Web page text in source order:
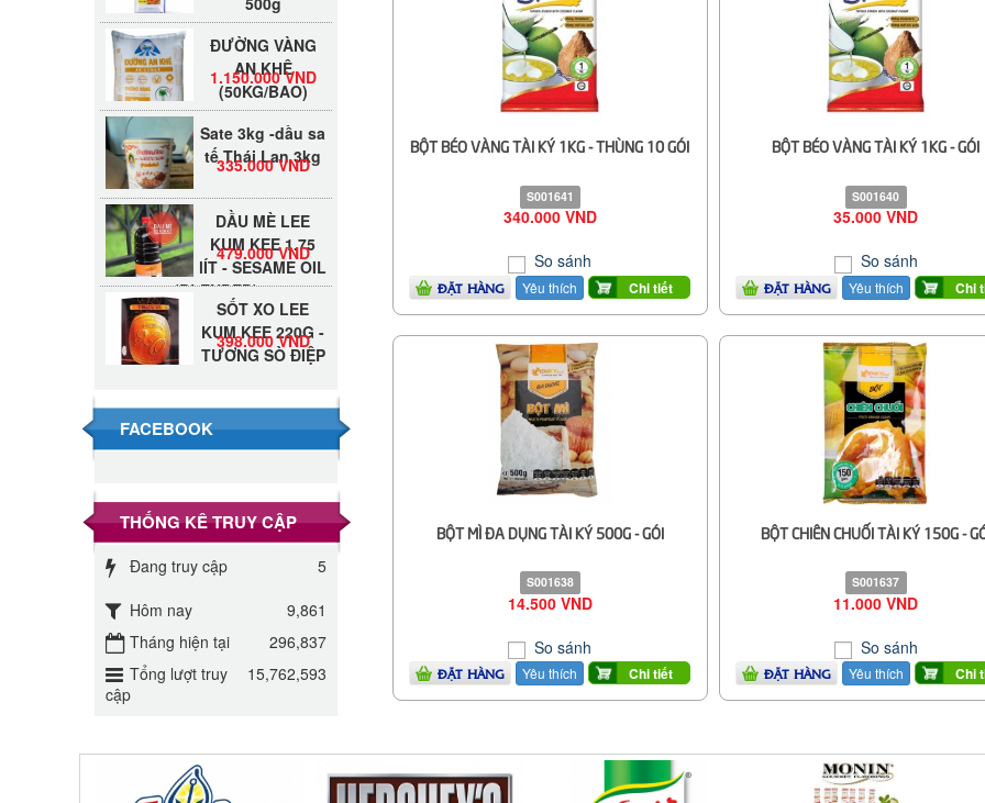
BỘT BÉO VÀNG TÀI KÝ 1KG - THÙNG 10 GÓI
S001641
340.000 VND
So sánh
ĐẶT HÀNG Yêu thích Chi tiết
BỘT BÉO VÀNG TÀI KÝ 1KG - GÓI
S001640
35.000 VND
So sánh
ĐẶT HÀNG Yêu thích Chi
BỘT MÌ ĐA DỤNG TÀI KÝ 500G - GÓI
S001638
14.500 VND
So sánh
ĐẶT HÀNG Yêu thích Chi tiết
BỘT CHIÊN CHUỐI TÀI KÝ 150G -
S001637
11.000 VND
So sánh
ĐẶT HÀNG Yêu thích Chi
ĐƯỜNG VÀNG
AN KHÊ
(50KG/BAO)
1.150.000 VND
Sate 3kg -dầu sa
tế Thái Lan 3kg
335.000 VND
DẦU MÈ LEE
KUM KEE 1.75
lÍT - SESAME OIL
(BLENDED)
479.000 VND
SỐT XO LEE
KUM KEE 220G -
TƯƠNG SÒ ĐIỆP
398.000 VND
1kg
40.000 VND
345.000 VND
Đường phèn
Long An bao
Đường mía thiên
nhiên Biên Hòa
32.000 VND
CÔ BA BIÊN
FACEBOOK
THỐNG KÊ TRUY CẬP
Đang truy cập
5
Hôm nay
9,861
Tháng hiện tại
296,837
Tổng lượt truy
cập
15,762,593